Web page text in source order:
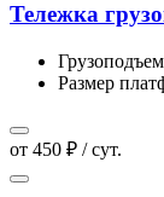
Тележка
Размер
от 450 ₽ / сут.